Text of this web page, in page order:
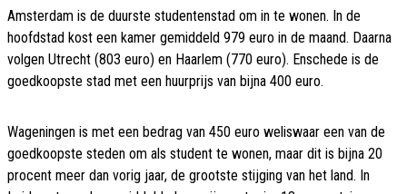
Amsterdam is de duurste studentenstad om in te wonen. In de
hoofdstad kost een kamer gemiddeld 979 euro in de maand. Daarna
volgen Utrecht (803 euro) en Haarlem (770 euro). Enschede is de
goedkoopste stad met een huurprijs van bijna 400 euro.
Wageningen is met een bedrag van 450 euro weliswaar een van de
goedkoopste steden om als student te wonen, maar dit is bijna 20
procent meer dan vorig jaar, de grootste stijging van het land. In